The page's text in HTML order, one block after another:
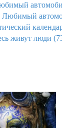
Любимый
живут люди